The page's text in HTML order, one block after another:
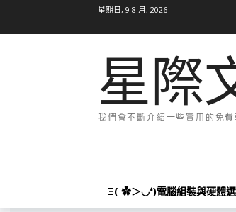
星期日, 9 8 月, 2026
星際
我們會不斷介紹一些實用的免
Ξ( ✿＞◡❛)電腦組裝與硬體